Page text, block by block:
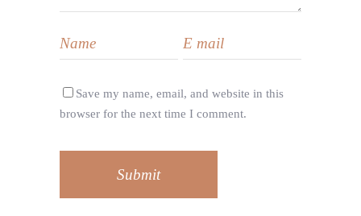
Save my name, email, and website in this
browser for the next time I comment.
Submit